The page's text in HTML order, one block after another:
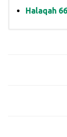
Halaqah